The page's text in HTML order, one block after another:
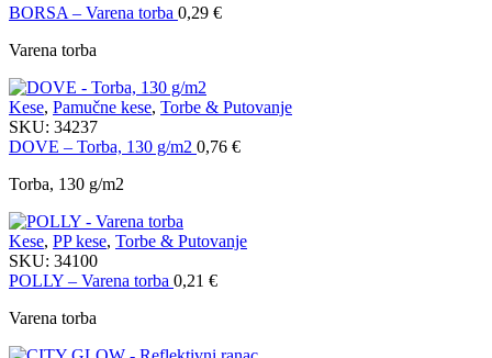
BORSA – Varena torba 0,29 €
Varena torba
Kese, Pamučne kese, Torbe & Putovanje
SKU: 34237
DOVE – Torba, 130 g/m2 0,76 €
Torba, 130 g/m2
Kese, PP kese, Torbe & Putovanje
SKU: 34100
POLLY – Varena torba 0,21 €
Varena torba